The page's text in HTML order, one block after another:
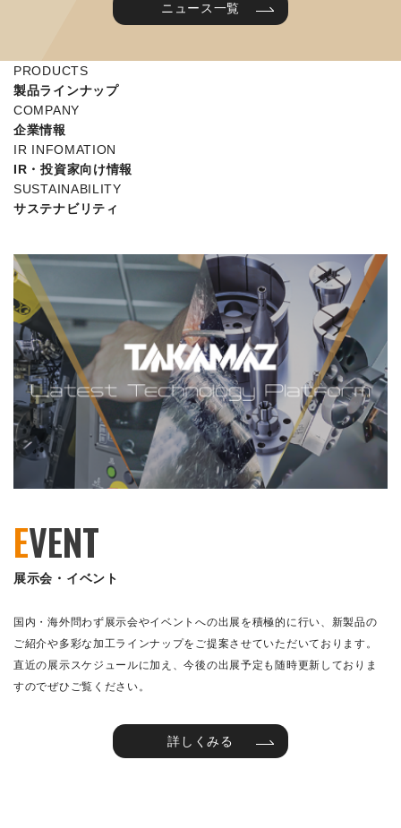
ニュース一覧
PRODUCTS
製品ラインナップ
COMPANY
企業情報
IR INFOMATION
IR・投資家向け情報
SUSTAINABILITY
サステナビリティ
EVENT
展示会・イベント
国内・海外問わず展示会やイベントへの出展を積極的に行い、新製品の
ご紹介や多彩な加工ラインナップをご提案させていただいております。
直近の展示スケジュールに加え、今後の出展予定も随時更新しておりま
すのでぜひご覧ください。
詳しくみる